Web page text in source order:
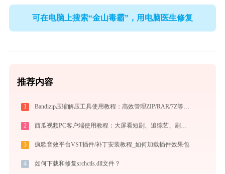
可在电脑上搜索“金山毒霸”，用电脑医生修复
推荐内容
1 Bandizip压缩解压工具使用教程：高效管理ZIP/RAR/7Z等30+格式的免费压缩神器
2 西瓜视频PC客户端使用教程：大屏看短剧、追综艺、刷影视的高清播放指南
3 疯歌音效平台VST插件/补丁安装教程_如何加载插件效果包
4 如何下载和修复srchctls.dll文件？